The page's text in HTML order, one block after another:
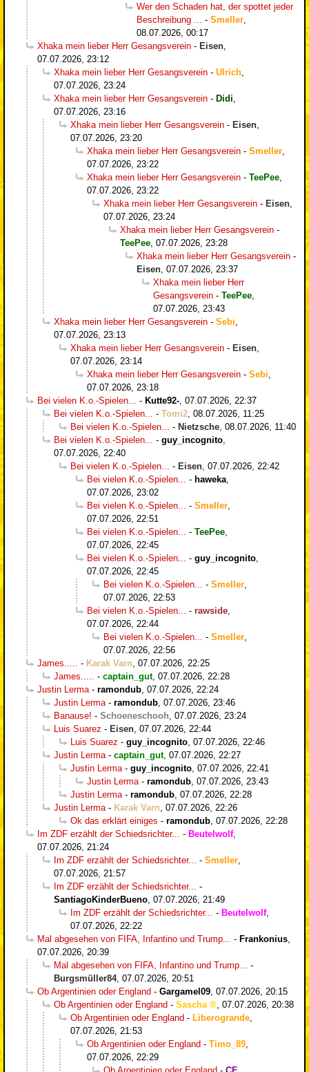
Wer den Schaden hat, der spottet jeder
Beschreibung ...
- Smeller
08.07.2026, 00:17
Xhaka mein lieber Herr Gesangsverein - Eisen
07.07.2026, 23:12
Xhaka mein lieber Herr Gesangsverein - Ulrich
07.07.2026, 23:24
Xhaka mein lieber Herr Gesangsverein - Didi
07.07.2026, 23:16
Xhaka mein lieber Herr Gesangsverein - Eisen
07.07.2026, 23:20
Xhaka mein lieber Herr Gesangsverein - Smeller
07.07.2026, 23:22
Xhaka mein lieber Herr Gesangsverein - TeePee
07.07.2026, 23:22
Xhaka mein lieber Herr Gesangsverein - Eisen
07.07.2026, 23:24
Xhaka mein lieber Herr Gesangsverein -
TeePee 07.07.2026, 23:28
Xhaka mein lieber Herr Gesangsverein -
Eisen 07.07.2026, 23:37
Xhaka mein lieber Herr
Gesangsverein - TeePee
07.07.2026, 23:43
Xhaka mein lieber Herr Gesangsverein - Sebi
07.07.2026, 23:13
Xhaka mein lieber Herr Gesangsverein - Eisen
07.07.2026, 23:14
Xhaka mein lieber Herr Gesangsverein - Sebi
07.07.2026, 23:18
Bei vielen K.o.-Spielen...
- Kutte92- 07.07.2026, 22:37
Bei vielen K.o.-Spielen...
- Tomi2 08.07.2026, 11:25
Bei vielen K.o.-Spielen...
- Nietzsche 08.07.2026, 11:40
Bei vielen K.o.-Spielen...
- guy_incognito
07.07.2026, 22:40
Bei vielen K.o.-Spielen...
- Eisen 07.07.2026, 22:42
Bei vielen K.o.-Spielen...
- haweka
07.07.2026, 23:02
Bei vielen K.o.-Spielen...
- Smeller
07.07.2026, 22:51
Bei vielen K.o.-Spielen...
- TeePee
07.07.2026, 22:45
Bei vielen K.o.-Spielen...
- guy_incognito
07.07.2026, 22:45
Bei vielen K.o.-Spielen...
- Smeller
07.07.2026, 22:53
Bei vielen K.o.-Spielen...
- rawside
07.07.2026, 22:44
Bei vielen K.o.-Spielen...
- Smeller
07.07.2026, 22:56
James.....
- Karak Varn 07.07.2026, 22:25
James.....
- captain_gut, 07.07.2026, 22:28
Justin Lerma - ramondub 07.07.2026, 22:24
Justin Lerma - ramondub 07.07.2026, 23:46
Banause! - Schoeneschooh 07.07.2026, 23:24
Luis Suarez - Eisen 07.07.2026, 22:44
Luis Suarez - guy_incognito 07.07.2026, 22:46
Justin Lerma - captain_gut, 07.07.2026, 22:27
Justin Lerma - guy_incognito 07.07.2026, 22:41
Justin Lerma - ramondub 07.07.2026, 23:43
Justin Lerma - ramondub 07.07.2026, 22:28
Justin Lerma - Karak Varn 07.07.2026, 22:26
Ok das erklärt einiges - ramondub 07.07.2026, 22:28
Im ZDF erzählt der Schiedsrichter...
- Beutelwolf,
07.07.2026, 21:24
Im ZDF erzählt der Schiedsrichter...
- Smeller
07.07.2026, 21:57
Im ZDF erzählt der Schiedsrichter...
-
SantiagoKinderBueno 07.07.2026, 21:49
Im ZDF erzählt der Schiedsrichter...
- Beutelwolf,
07.07.2026, 22:22
Mal abgesehen von FIFA, Infantino und Trump...
- Frankonius
07.07.2026, 20:39
Mal abgesehen von FIFA, Infantino und Trump...
-
Burgsmüller84, 07.07.2026, 20:51
Ob Argentinien oder England - Gargamel09 07.07.2026, 20:15
Ob Argentinien oder England - Sascha
07.07.2026, 20:38
Ob Argentinien oder England - Liberogrande
07.07.2026, 21:53
Ob Argentinien oder England - Timo_89
07.07.2026, 22:29